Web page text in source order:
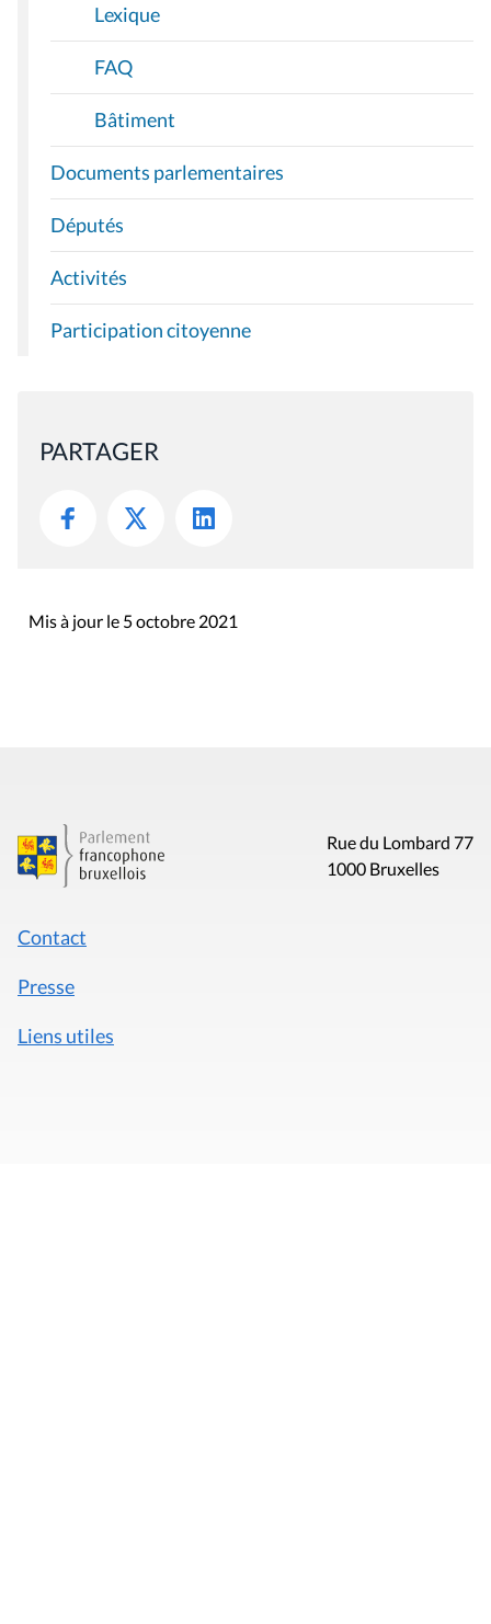
Lexique
FAQ
Bâtiment
Documents parlementaires
Députés
Activités
Participation citoyenne
PARTAGER
Mis à jour le 5 octobre 2021
Rue du Lombard 77
1000 Bruxelles
Contact
Presse
Liens utiles